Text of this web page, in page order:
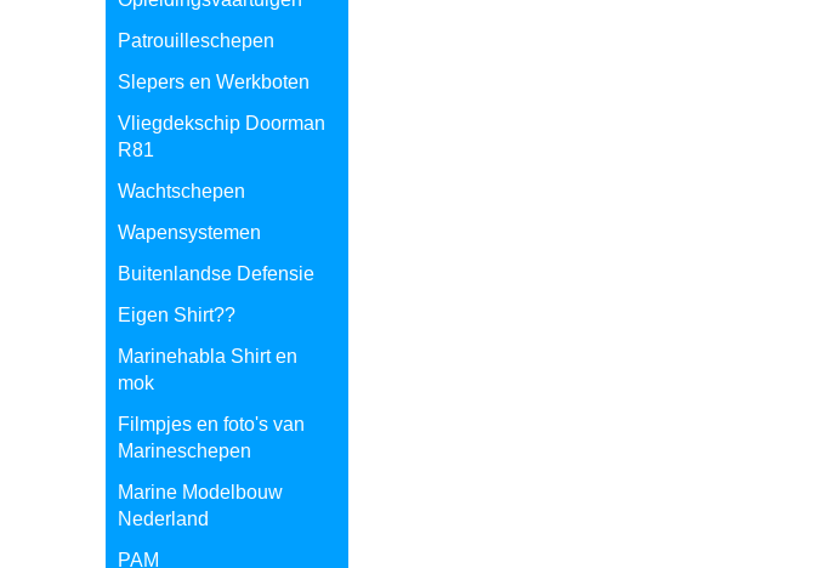
Patrouilleschepen
Slepers en Werkboten
Vliegdekschip Doorman
R81
Wachtschepen
Wapensystemen
Buitenlandse Defensie
Eigen Shirt??
Marinehabla Shirt en
mok
Filmpjes en foto's van
Marineschepen
Marine Modelbouw
Nederland
PAM